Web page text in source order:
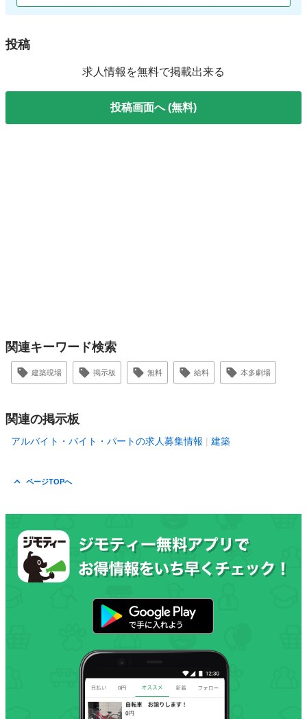
投稿
求人情報を無料で掲載出来る
投稿画面へ (無料)
関連キーワード検索
建築現場 掲示板 無料 給料 本多劇場
関連の掲示板
アルバイト・バイト・パートの求人募集情報 建築
ページTOPへ